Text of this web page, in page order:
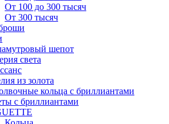
От 100 до 300 тысяч
От 300 тысяч
шепот
света
из золота
кольца с бриллиантами
с бриллиантами